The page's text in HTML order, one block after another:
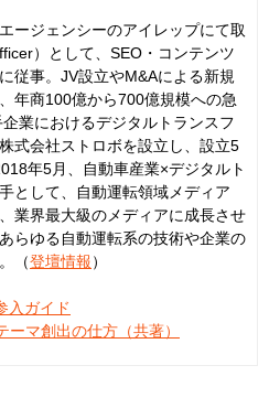
ージェンシーのアイレップにて取
）として、SEO・コンテンツ
従事。JV設立やM&Aによる新規
年商100億から700億規模への急
業におけるデジタルトランスフ
式会社ストロボを設立し、設立5
年5月、自動車産業×デジタルト
として、自動運転領域メディア
業界最大級のメディアに成長させ
らゆる自動運転系の技術や企業の
（登壇情報）
入ガイド
ーマ創出の仕方（共著）